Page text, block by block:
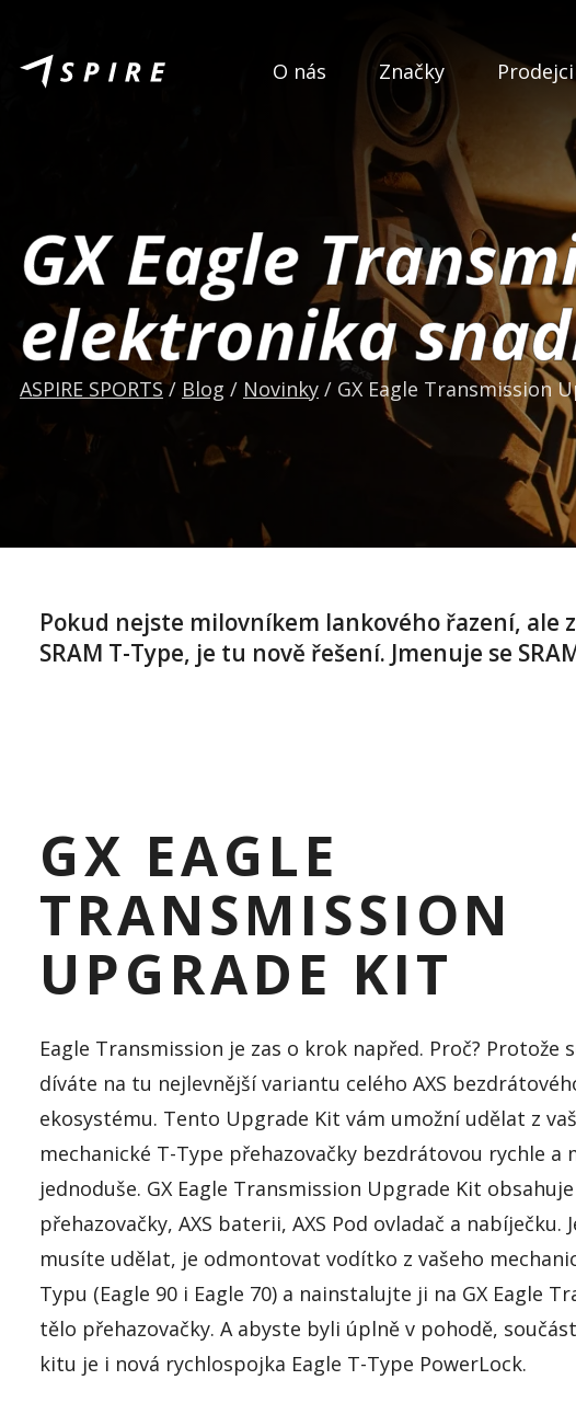
O nás Značky Prodejci
GX Eagle
elektronika
ASPIRE SPORTS / Blog / Novinky / GX Eagle Transmission
Pokud nejste milovníkem lankového řazení, ale
SRAM T-Type, je tu nově řešení. Jmenuje se
GX EAGLE
TRANSMISSION
UPGRADE KIT
Eagle Transmission je zas o krok napřed. Proč? Protože
díváte na tu nejlevnější variantu celého AXS
ekosystému. Tento Upgrade Kit vám umožní udělat z
mechanické T-Type přehazovačky bezdrátovou rychle a
jednoduše. GX Eagle Transmission Upgrade Kit obsahuje
přehazovačky, AXS baterii, AXS Pod ovladač a nabíječku.
musíte udělat, je odmontovat vodítko z vašeho
Typu (Eagle 90 i Eagle 70) a nainstalujte ji na GX Eagle
tělo přehazovačky. A abyste byli úplně v pohodě,
kitu je i nová rychlospojka Eagle T-Type PowerLock.